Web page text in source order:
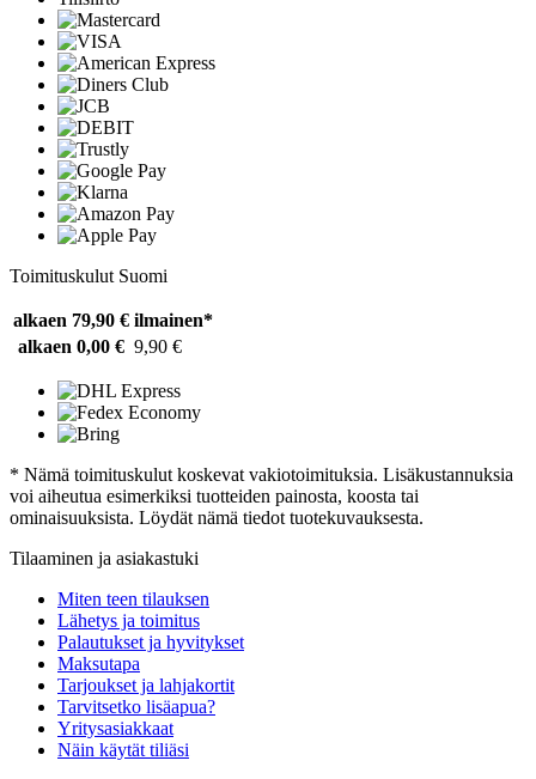
Toimituskulut Suomi
alkaen 79,90 € ilmainen*
alkaen 0,00 € 9,90 €
* Nämä toimituskulut koskevat vakiotoimituksia. Lisäkustannuksia
voi aiheutua esimerkiksi tuotteiden painosta, koosta tai
ominaisuuksista. Löydät nämä tiedot tuotekuvauksesta.
Tilaaminen ja asiakastuki
Miten teen tilauksen
Lähetys ja toimitus
Palautukset ja hyvitykset
Maksutapa
Tarjoukset ja lahjakortit
Tarvitsetko lisäapua?
Yritysasiakkaat
Näin käytät tiliäsi